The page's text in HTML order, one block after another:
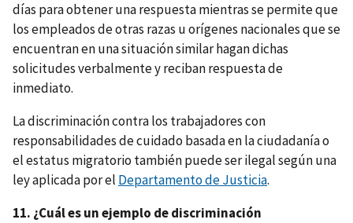
días para obtener una respuesta mientras se permite que
los empleados de otras razas u orígenes nacionales que se
encuentran en una situación similar hagan dichas
solicitudes verbalmente y reciban respuesta de
inmediato.
La discriminación contra los trabajadores con
responsabilidades de cuidado basada en la ciudadanía o
el estatus migratorio también puede ser ilegal según una
ley aplicada por el Departamento de Justicia.
11. ¿Cuál es un ejemplo de discriminación